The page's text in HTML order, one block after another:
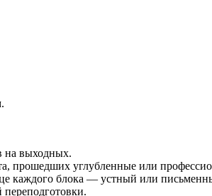
на выходных.
прошедших углубленные или
каждого блока — устный или